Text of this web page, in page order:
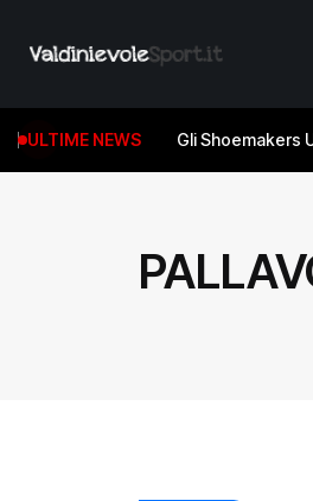
ULTIME NEWS Gli Shoemakers